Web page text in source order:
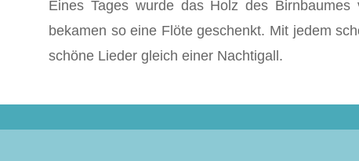
Eines Tages wurde das Holz des
bekamen so eine Flöte geschenkt. Mit jedem
schöne Lieder gleich einer Nachtigall.